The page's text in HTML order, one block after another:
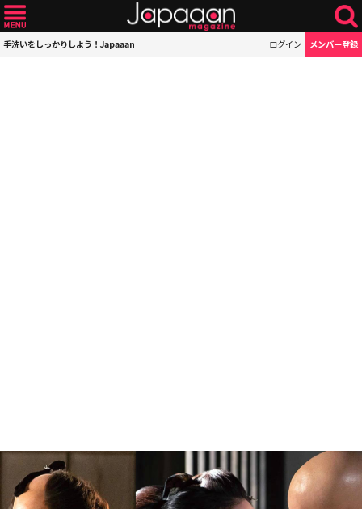
手洗いをしっかりしよう！Japaaan ログイン メンバー登録